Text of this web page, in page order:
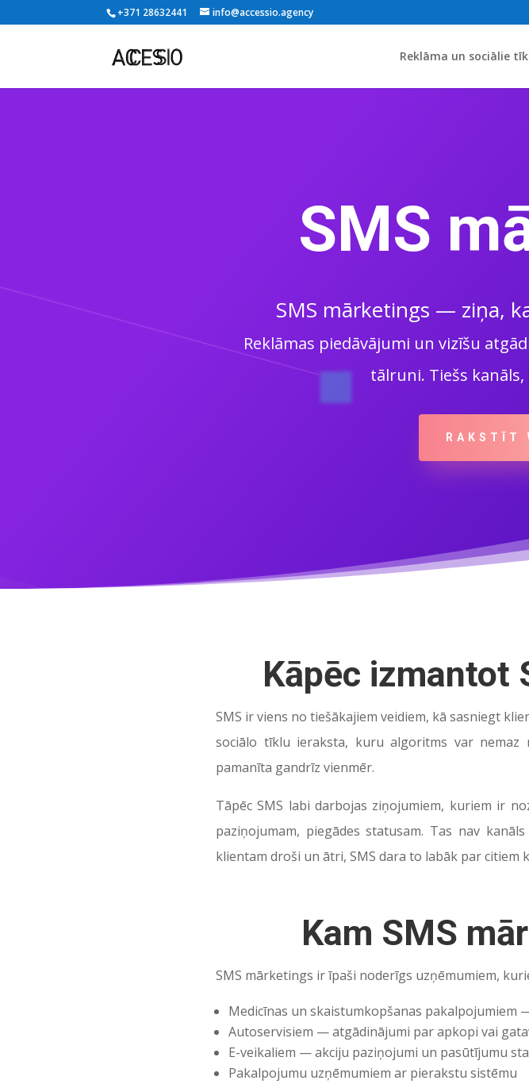
+371 28632441 info@accessio.agency
Reklāma un sociālie
SMS
SMS mārketings — ziņa,
Reklāmas piedāvājumi un vizīšu
tālruni. Tiešs
RAKSTĪT
Kāpēc izmantot
SMS ir viens no tiešākajiem veidiem, kā sasniegt
sociālo tīklu ieraksta, kuru algoritms var
pamanīta gandrīz vienmēr.
Tāpēc SMS labi darbojas ziņojumiem, kuriem ir
paziņojumam, piegādes statusam. Tas nav
klientam droši un ātri, SMS dara to labāk par citiem
Kam SMS
SMS mārketings ir īpaši noderīgs uzņēmumiem,
Medicīnas un skaistumkopšanas pakalpojumiem
Autoservisiem — atgādinājumi par apkopi vai
E-veikaliem — akciju paziņojumi un pasūtījumu
Pakalpojumu uzņēmumiem ar pierakstu sistēmu